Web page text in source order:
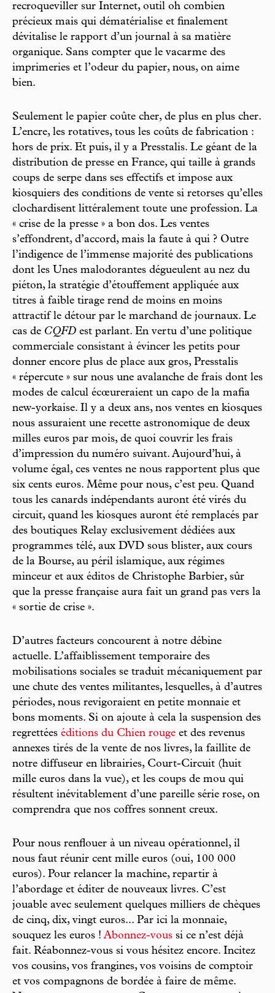
recroqueviller sur Internet, outil oh combien
précieux mais qui dématérialise et finalement
dévitalise le rapport d’un journal à sa matière
organique. Sans compter que le vacarme des
imprimeries et l’odeur du papier, nous, on aime
bien.
Seulement le papier coûte cher, de plus en plus cher.
L’encre, les rotatives, tous les coûts de fabrication :
hors de prix. Et puis, il y a Presstalis. Le géant de la
distribution de presse en France, qui taille à grands
coups de serpe dans ses effectifs et impose aux
kiosquiers des conditions de vente si retorses qu’elles
clochardisent littéralement toute une profession. La
« crise de la presse » a bon dos. Les ventes
s’effondrent, d’accord, mais la faute à qui ? Outre
l’indigence de l’immense majorité des publications
dont les Unes malodorantes dégueulent au nez du
piéton, la stratégie d’étouffement appliquée aux
titres à faible tirage rend de moins en moins
attractif le détour par le marchand de journaux. Le
cas de CQFD est parlant. En vertu d’une politique
commerciale consistant à évincer les petits pour
donner encore plus de place aux gros, Presstalis
« répercute » sur nous une avalanche de frais dont les
modes de calcul écœureraient un capo de la mafia
new-yorkaise. Il y a deux ans, nos ventes en kiosques
nous assuraient une recette astronomique de deux
milles euros par mois, de quoi couvrir les frais
d’impression du numéro suivant. Aujourd’hui, à
volume égal, ces ventes ne nous rapportent plus que
six cents euros. Même pour nous, c’est peu. Quand
tous les canards indépendants auront été virés du
circuit, quand les kiosques auront été remplacés par
des boutiques Relay exclusivement dédiées aux
programmes télé, aux DVD sous blister, aux cours
de la Bourse, au péril islamique, aux régimes
minceur et aux éditos de Christophe Barbier, sûr
que la presse française aura fait un grand pas vers la
« sortie de crise ».
D’autres facteurs concourent à notre débine
actuelle. L’affaiblissement temporaire des
mobilisations sociales se traduit mécaniquement par
une chute des ventes militantes, lesquelles, à d’autres
périodes, nous revigoraient en petite monnaie et
bons moments. Si on ajoute à cela la suspension des
regrettées éditions du Chien rouge et des revenus
annexes tirés de la vente de nos livres, la faillite de
notre diffuseur en librairies, Court-Circuit (huit
mille euros dans la vue), et les coups de mou qui
résultent inévitablement d’une pareille série rose, on
comprendra que nos coffres sonnent creux.
Pour nous renflouer à un niveau opérationnel, il
nous faut réunir cent mille euros (oui, 100 000
euros). Pour relancer la machine, repartir à
l’abordage et éditer de nouveaux livres. C’est
jouable avec seulement quelques milliers de chèques
de cinq, dix, vingt euros... Par ici la monnaie,
souquez les euros ! Abonnez-vous si ce n’est déjà
fait. Réabonnez-vous si vous hésitez encore. Incitez
vos cousins, vos frangines, vos voisins de comptoir
et vos compagnons de bordée à faire de même.